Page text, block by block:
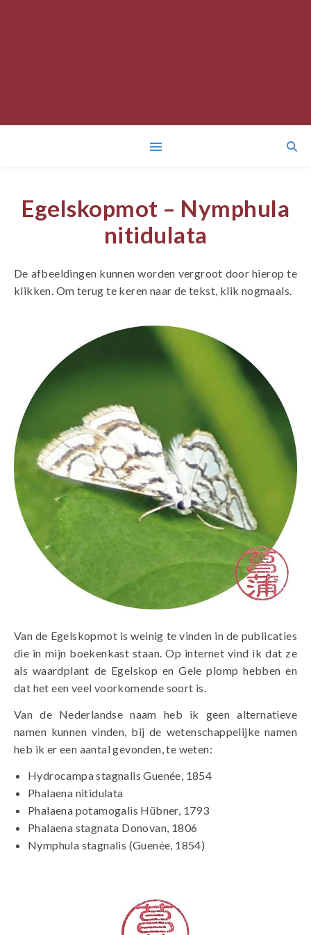
Egelskopmot – Nymphula
nitidulata
De afbeeldingen kunnen worden vergroot door hierop te
klikken. Om terug te keren naar de tekst, klik nogmaals.
Van de Egelskopmot is weinig te vinden in de publicaties
die in mijn boekenkast staan. Op internet vind ik dat ze
als waardplant de Egelskop en Gele plomp hebben en
dat het een veel voorkomende soort is.
Van de Nederlandse naam heb ik geen alternatieve
namen kunnen vinden, bij de wetenschappelijke namen
heb ik er een aantal gevonden, te weten:
Hydrocampa stagnalis Guenée, 1854
Phalaena nitidulata
Phalaena potamogalis Hübner, 1793
Phalaena stagnata Donovan, 1806
Nymphula stagnalis (Guenée, 1854)